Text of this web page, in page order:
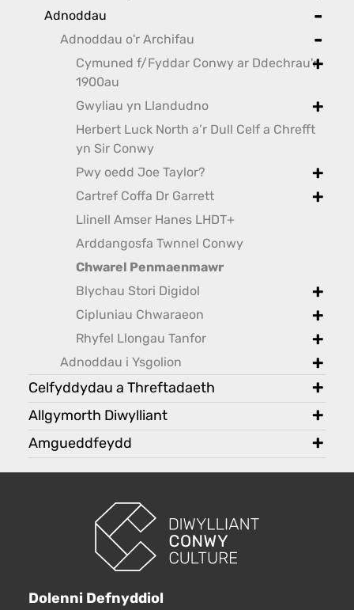
Adnoddau
toggle
Adnoddau o'r Archifau
Cymuned f/Fyddar Conwy ar Ddechrau'r
1900au
toggle
Gwyliau yn Llandudno
Herbert Luck North a’r Dull Celf a Chrefft
yn Sir Conwy
toggle
Pwy oedd Joe Taylor?
Cartref Coffa Dr Garrett
Llinell Amser Hanes LHDT+
Arddangosfa Twnnel Conwy
Chwarel Penmaenmawr
toggle
Blychau Stori Digidol
toggle
Cipluniau Chwaraeon
toggle
Rhyfel Llongau Tanfor
toggle
Adnoddau i Ysgolion
toggle
Celfyddydau a Threftadaeth
toggle
Allgymorth Diwylliant
toggle
Amgueddfeydd
Dolenni Defnyddiol